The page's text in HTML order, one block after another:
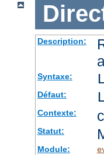
Description:
Syntaxe:
Défaut:
Contexte:
Statut:
Module: